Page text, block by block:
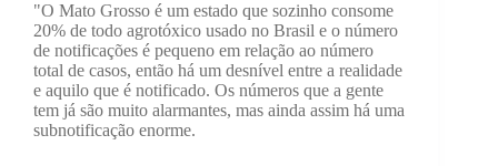
"O Mato Grosso é um estado que sozinho consome
20% de todo agrotóxico usado no Brasil e o número
de notificações é pequeno em relação ao número
total de casos, então há um desnível entre a realidade
e aquilo que é notificado. Os números que a gente
tem já são muito alarmantes, mas ainda assim há uma
subnotificação enorme.